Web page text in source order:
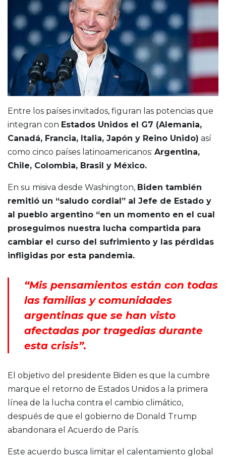
Entre los países invitados, figuran las potencias que
integran con Estados Unidos el G7 (Alemania,
Canadá, Francia, Italia, Japón y Reino Unido) así
como cinco países latinoamericanos: Argentina,
Chile, Colombia, Brasil y México.
En su misiva desde Washington, Biden también
remitió un “saludo cordial” al Jefe de Estado y
al pueblo argentino “en un momento en el cual
proseguimos nuestra lucha compartida para
cambiar el curso del sufrimiento y las pérdidas
infligidas por esta pandemia.
“Mis pensamientos están con todas
las familias y comunidades
argentinas que se han visto
afectadas por tragedias durante
esta crisis”.
El objetivo del presidente Biden es que la cumbre
marque el retorno de Estados Unidos a la primera
línea de la lucha contra el cambio climático,
después de que el gobierno de Donald Trump
abandonara el Acuerdo de París.
Este acuerdo busca limitar el calentamiento global